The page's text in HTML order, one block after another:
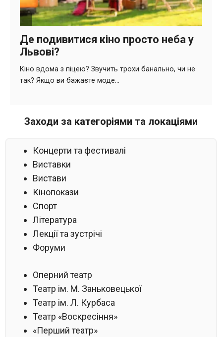
Заходи за категоріями та локаціями
Концерти та фестивалі
Виставки
Вистави
Кінопокази
Спорт
Література
Лекції та зустрічі
Форуми
Оперний театр
Театр ім. М. Заньковецької
Театр ім. Л. Курбаса
Театр «Воскресіння»
«Перший театр»